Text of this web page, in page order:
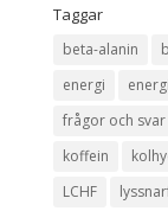
Taggar
beta-alanin
energi
frågor och svar
koffein
LCHF